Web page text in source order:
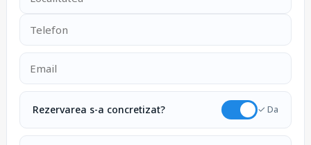
Rezervarea s-a concretizat? ✓ Da